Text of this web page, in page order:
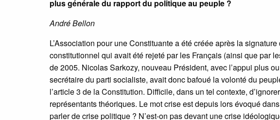
plus générale du rapport du politique au peuple ?
André Bellon
L’Association pour une Constituante a été créée après la
constitutionnel qui avait été rejeté par les Français (ainsi que par
de 2005. Nicolas Sarkozy, nouveau Président, avec l’appui plus
secrétaire du parti socialiste, avait donc bafoué la volonté du
l’article 3 de la Constitution. Difficile, dans un tel contexte,
représentants théoriques. Le mot crise est depuis lors évoqué
parler de crise politique ? N’est-on pas devant une crise